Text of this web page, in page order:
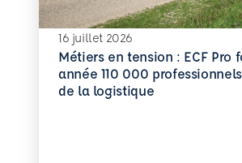
16 juillet 2026
Métiers en tension : ECF Pro
année 110 000
de la logistique
En savoir plus